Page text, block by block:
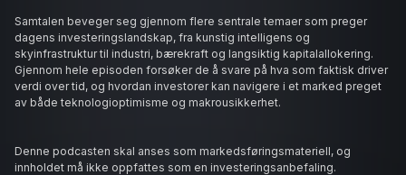
Samtalen beveger seg gjennom flere sentrale temaer som preger
dagens investeringslandskap, fra kunstig intelligens og
skyinfrastruktur til industri, bærekraft og langsiktig kapitalallokering.
Gjennom hele episoden forsøker de å svare på hva som faktisk driver
verdi over tid, og hvordan investorer kan navigere i et marked preget
av både teknologioptimisme og makrousikkerhet.
Denne podcasten skal anses som markedsføringsmateriell, og
innholdet må ikke oppfattes som en investeringsanbefaling.